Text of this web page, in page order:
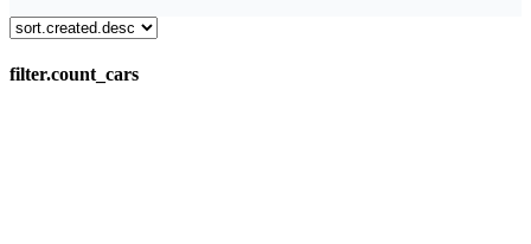
filter.count_cars